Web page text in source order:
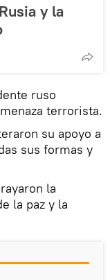
y la
ruso
terrorista.
su apoyo a
sus formas y
la
la paz y la